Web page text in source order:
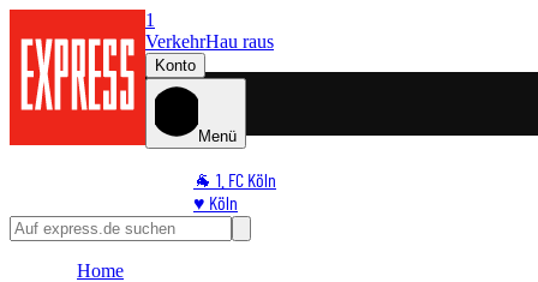
1
VerkehrHau raus
Konto
Menü
🐐 1. FC Köln
♥️ Köln
⭐ Promi
Home